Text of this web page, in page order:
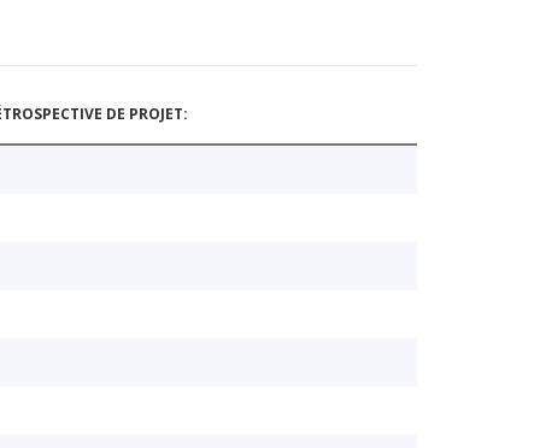
DE PROJET: